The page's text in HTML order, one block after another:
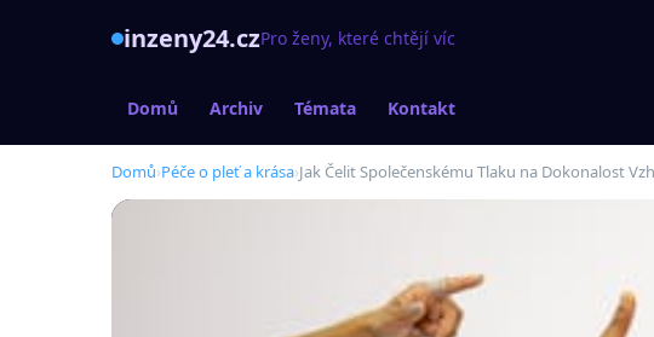
inzeny24.czPro ženy, které chtějí víc
Domů Archiv Témata Kontakt
Domů›Péče o pleť a krása›Jak Čelit Společenskému Tlaku na Dokonalost